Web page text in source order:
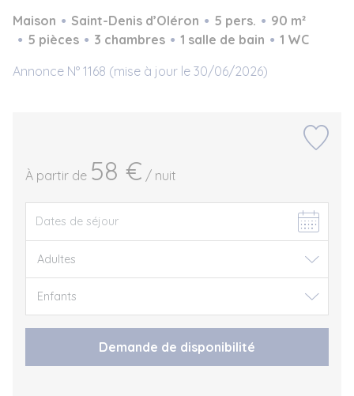
Maison Saint-Denis d’Oléron 5 pers.
90 m²
5 pièces
3 chambres 1 salle de bain
1 WC
Annonce N° 1168 (mise à jour le 30/06/2026)
À partir de 58 € / nuit
Demande de disponibilité